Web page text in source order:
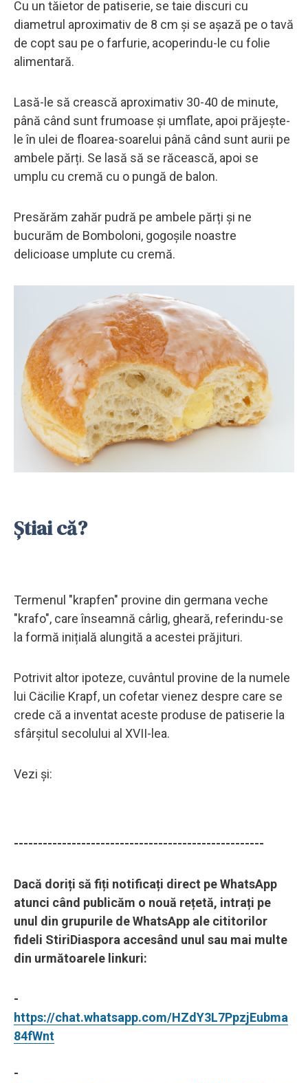
Cu un tăietor de patiserie, se taie discuri cu
diametrul aproximativ de 8 cm și se așază pe o tavă
de copt sau pe o farfurie, acoperindu-le cu folie
alimentară.
Lasă-le să crească aproximativ 30-40 de minute,
până când sunt frumoase și umflate, apoi prăjește-
le în ulei de floarea-soarelui până când sunt aurii pe
ambele părți. Se lasă să se răcească, apoi se
umplu cu cremă cu o pungă de balon.
Presărăm zahăr pudră pe ambele părți și ne
bucurăm de Bomboloni, gogoșile noastre
delicioase umplute cu cremă.
Știai că?
Termenul "krapfen" provine din germana veche
"krafo", care înseamnă cârlig, gheară, referindu-se
la formă inițială alungită a acestei prăjituri.
Potrivit altor ipoteze, cuvântul provine de la numele
lui Cäcilie Krapf, un cofetar vienez despre care se
crede că a inventat aceste produse de patiserie la
sfârșitul secolului al XVII-lea.
Vezi și:
----------------------------------------------------
Dacă doriți să fiți notificați direct pe WhatsApp
atunci când publicăm o nouă rețetă, intrați pe
unul din grupurile de WhatsApp ale cititorilor
fideli StiriDiaspora accesând unul sau mai multe
din următoarele linkuri:
-
https://chat.whatsapp.com/HZdY3L7PpzjEubma
84fWnt
-